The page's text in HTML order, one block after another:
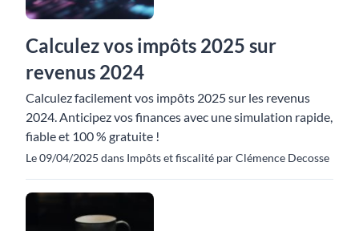
Calculez vos impôts 2025 sur
revenus 2024
Calculez facilement vos impôts 2025 sur les revenus
2024. Anticipez vos finances avec une simulation rapide,
fiable et 100 % gratuite !
Le 09/04/2025 dans Impôts et fiscalité par Clémence Decosse